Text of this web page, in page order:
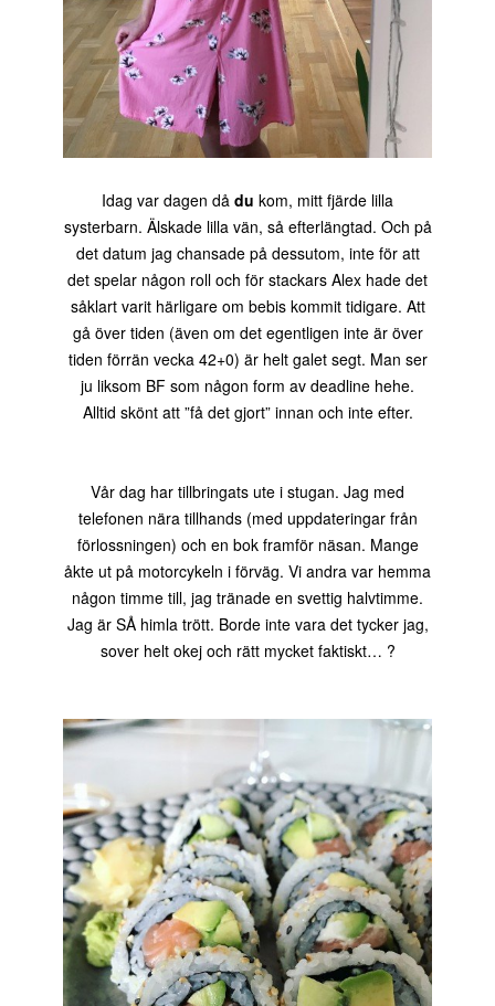
Idag var dagen då du kom, mitt fjärde lilla
systerbarn. Älskade lilla vän, så efterlängtad. Och på
det datum jag chansade på dessutom, inte för att
det spelar någon roll och för stackars Alex hade det
såklart varit härligare om bebis kommit tidigare. Att
gå över tiden (även om det egentligen inte är över
tiden förrän vecka 42+0) är helt galet segt. Man ser
ju liksom BF som någon form av deadline hehe.
Alltid skönt att ”få det gjort” innan och inte efter.
Vår dag har tillbringats ute i stugan. Jag med
telefonen nära tillhands (med uppdateringar från
förlossningen) och en bok framför näsan. Mange
åkte ut på motorcykeln i förväg. Vi andra var hemma
någon timme till, jag tränade en svettig halvtimme.
Jag är SÅ himla trött. Borde inte vara det tycker jag,
sover helt okej och rätt mycket faktiskt… ?